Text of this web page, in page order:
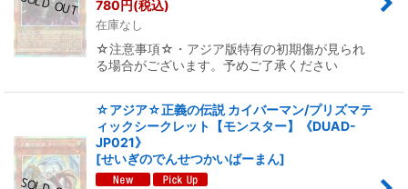
780円(税込)
在庫なし
☆注意事項☆・アジア版特有の初期傷が見られ
る場合がございます。予めご了承ください
☆アジア☆正義の伝説 カイバーマン/プリズマテ
ィックシークレット【モンスター】《DUAD-
JP021》
[せいぎのでんせつかいばーまん]